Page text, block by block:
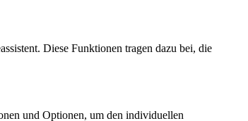
Diese Funktionen tragen dazu bei, die
und Optionen, um den individuellen